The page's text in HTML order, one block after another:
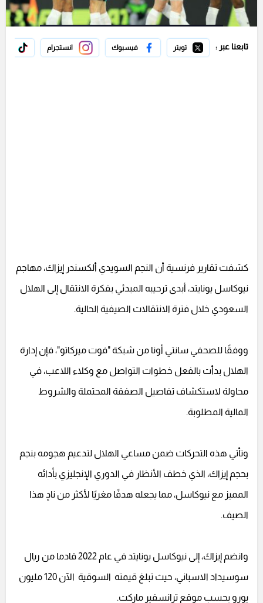
تابعنا عبر : تويتر فيسبوك انستجرام
كشفت تقارير فرنسية أن النجم السويدي ألكسندر إيزاك، مهاجم
نيوكاسل يونايتد، أبدى ترحيبه المبدئي بفكرة الانتقال إلى الهلال
السعودي خلال فترة الانتقالات الصيفية الحالية.
ووفقًا للصحفي سانتي أونا من شبكة "فوت ميركاتو"، فإن إدارة
الهلال بدأت بالفعل خطوات التواصل مع وكلاء اللاعب، في
محاولة لاستكشاف تفاصيل الصفقة المحتملة والشروط
المالية المطلوبة.
وتأتي هذه التحركات ضمن مساعي الهلال لتدعيم هجومه بنجم
بحجم إيزاك، الذي خطف الأنظار في الدوري الإنجليزي بأدائه
المميز مع نيوكاسل، مما يجعله هدفًا مغريًا لأكثر من نادٍ هذا
الصيف.
وانضم إيزاك، إلى نيوكاسل يونايتد في عام 2022 قادما من ريال
سوسيداد الاسباني، حيث تبلغ قيمته السوقية الآن 120 مليون
يورو بحسب موقع ترانسفير ماركت.